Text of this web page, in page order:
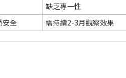
缺乏專一性
安全 需持續2-3月觀察效果